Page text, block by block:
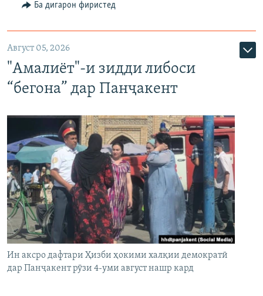
Ба дигарон фиристед
Август 05, 2026
"Амалиёт"-и зидди либоси
“бегона” дар Панҷакент
Ин аксро дафтари Ҳизби ҳокими халқии демократӣ
дар Панҷакент рӯзи 4-уми август нашр кард